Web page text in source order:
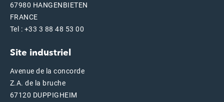
67980 HANGENBIETEN
FRANCE
Tel : +33 3 88 48 53 00
Site industriel
Avenue de la concorde
Z.A. de la bruche
67120 DUPPIGHEIM